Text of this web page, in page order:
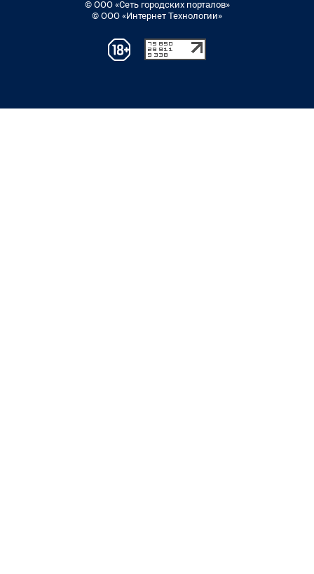
© ООО «Сеть городских порталов»
© ООО «Интернет Технологии»